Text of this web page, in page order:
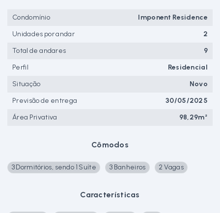
Cômodos
3 Dormitórios, sendo 1 Suíte 3 Banheiros 2 Vagas
Características
Condomínio
Imponent Residence
Unidades por andar
2
Total de andares
9
Perfil
Residencial
Situação
Novo
Previsão de entrega
30/05/2025
Área Privativa
98,29m²